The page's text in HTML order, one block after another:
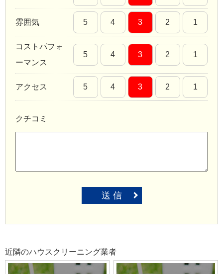
雰囲気 5 4 3 2 1
コストパフォ
ーマンス
5 4 3 2 1
アクセス 5 4 3 2 1
クチコミ
送 信
近隣のハウスクリーニング業者